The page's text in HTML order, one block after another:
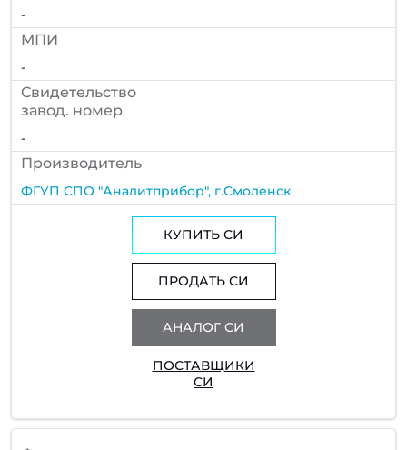
-
МПИ
-
Cвидетельство
завод. номер
-
Производитель
ФГУП СПО "Аналитприбор", г.Смоленск
КУПИТЬ СИ
ПРОДАТЬ СИ
АНАЛОГ СИ
ПОСТАВЩИКИ
СИ